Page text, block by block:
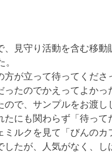
見守り活動を含む移動
が立って待ってくだ
ったのでかえってよか
で、サンプルをお渡し
にも関わらず「待っ
ルクを見て「びんの
たが、人気がなく、